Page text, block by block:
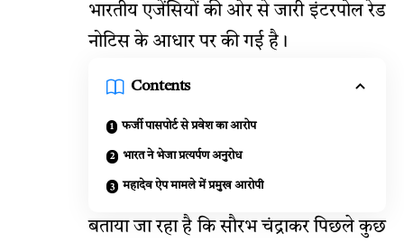
भारतीय एजेंसियों की ओर से जारी इंटरपोल रेड
नोटिस के आधार पर की गई है।
Contents
फर्जी पासपोर्ट से प्रवेश का आरोप
भारत ने भेजा प्रत्यर्पण अनुरोध
महादेव ऐप मामले में प्रमुख आरोपी
बताया जा रहा है कि सौरभ चंद्राकर पिछले कुछ